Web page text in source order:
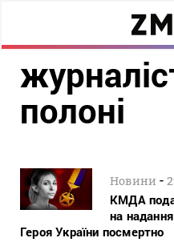
полоні
Новини -
КМДА
на
Героя України посмертно